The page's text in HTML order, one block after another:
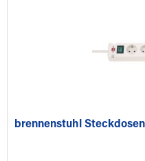
brennenstuhl